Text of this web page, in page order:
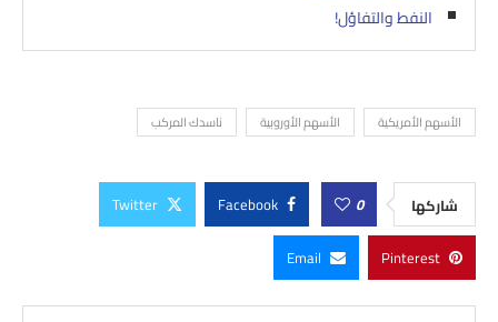
النفط والتفاؤل!
الأسهم الأمريكية الأسهم الأوروبية ناسدك المركب
شاركها 0
Facebook
Twitter
Pinterest
Email